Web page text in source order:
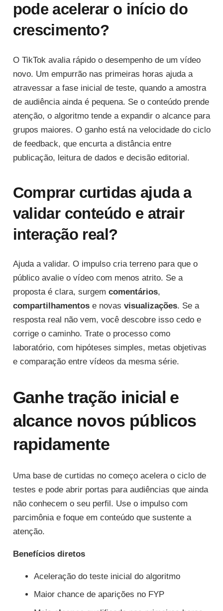
pode acelerar o início do
crescimento?
O TikTok avalia rápido o desempenho de um vídeo
novo. Um empurrão nas primeiras horas ajuda a
atravessar a fase inicial de teste, quando a amostra
de audiência ainda é pequena. Se o conteúdo prende
atenção, o algoritmo tende a expandir o alcance para
grupos maiores. O ganho está na velocidade do ciclo
de feedback, que encurta a distância entre
publicação, leitura de dados e decisão editorial.
Comprar curtidas ajuda a
validar conteúdo e atrair
interação real?
Ajuda a validar. O impulso cria terreno para que o
público avalie o vídeo com menos atrito. Se a
proposta é clara, surgem comentários,
compartilhamentose novas visualizações. Se a
resposta real não vem, você descobre isso cedo e
corrige o caminho. Trate o processo como
laboratório, com hipóteses simples, metas objetivas
e comparação entre vídeos da mesma série.
Ganhe tração inicial e
alcance novos públicos
rapidamente
Uma base de curtidas no começo acelera o ciclo de
testes e pode abrir portas para audiências que ainda
não conhecem o seu perfil. Use o impulso com
parcimônia e foque em conteúdo que sustente a
atenção.
Benefícios diretos
Aceleração do teste inicial do algoritmo
Maior chance de aparições no FYP